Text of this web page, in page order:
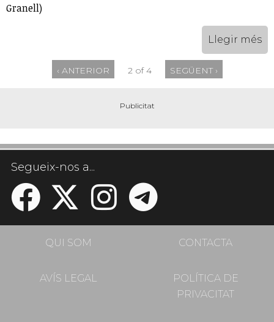
Granell)
Llegir més
‹ ANTERIOR 2 of 4 SEGÜENT ›
Segueix-nos a...
QUI SOM CONTACTA
AVÍS LEGAL
POLÍTICA DE
PRIVACITAT